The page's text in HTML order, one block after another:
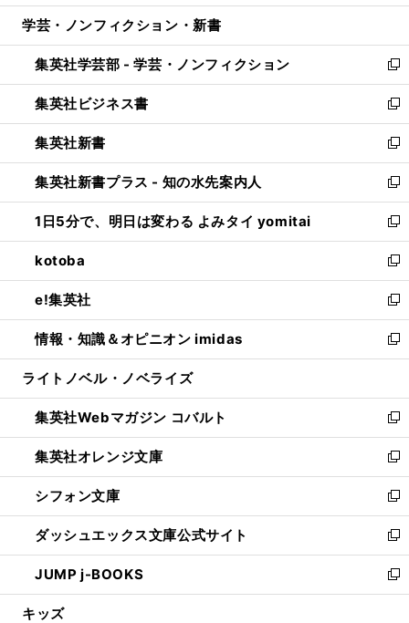
開
ウ
開
く
ン
ウ
で
開
く
ウ
ン
ド
ウ
で
開
く
し
ウ
ィ
ン
ド
ウ
で
開
く
学芸・ノンフィクション・新書
集英社学芸部 - 学芸・ノンフィクション
新
し
い
ウ
ィ
ン
ド
ウ
で
開
く
集英社ビジネス書
新
し
い
ウ
ィ
ン
ド
ウ
で
開
く
集英社新書
新
し
い
ウ
ィ
ン
ド
ウ
で
開
く
集英社新書プラス - 知の水先案内人
新
し
い
ウ
ィ
ン
ド
ウ
で
開
1日5分で、明日は変わる よみタイ yomitai
新
し
い
ウ
ィ
ン
ド
ウ
開
く
kotoba
新
し
い
ウ
ィ
ン
ウ
で
開
く
e!集英社
新
し
い
ウ
ン
ド
ウ
で
開
く
情報・知識＆オピニオン imidas
新
し
ウ
ィ
ン
ド
ウ
で
開
く
ライトノベル・ノベライズ
集英社Webマガジン コバルト
新
し
い
ウ
ィ
ン
ド
ウ
で
開
集英社オレンジ文庫
新
し
い
ウ
ィ
ン
ド
ウ
シフォン文庫
新
し
い
ウ
ィ
ン
ダッシュエックス文庫公式サイト
新
し
い
ウ
JUMP j-BOOKS
新
し
キッズ